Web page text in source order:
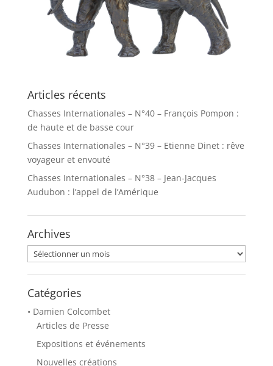
Articles récents
Chasses Internationales – N°40 – François Pompon :
de haute et de basse cour
Chasses Internationales – N°39 – Etienne Dinet : rêve
voyageur et envouté
Chasses Internationales – N°38 – Jean-Jacques
Audubon : l’appel de l’Amérique
Archives
Archives
Catégories
• Damien Colcombet
Articles de Presse
Expositions et événements
Nouvelles créations